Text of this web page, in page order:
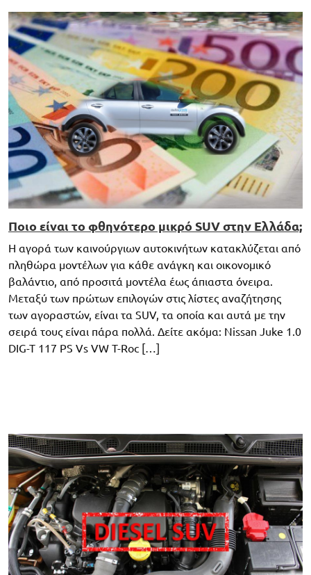
Ποιο είναι το φθηνότερο μικρό SUV στην Ελλάδα;
Η αγορά των καινούργιων αυτοκινήτων κατακλύζεται από
πληθώρα μοντέλων για κάθε ανάγκη και οικονομικό
βαλάντιο, από προσιτά μοντέλα έως άπιαστα όνειρα.
Μεταξύ των πρώτων επιλογών στις λίστες αναζήτησης
των αγοραστών, είναι τα SUV, τα οποία και αυτά με την
σειρά τους είναι πάρα πολλά. Δείτε ακόμα: Nissan Juke 1.0
DIG-T 117 PS Vs VW T-Roc […]